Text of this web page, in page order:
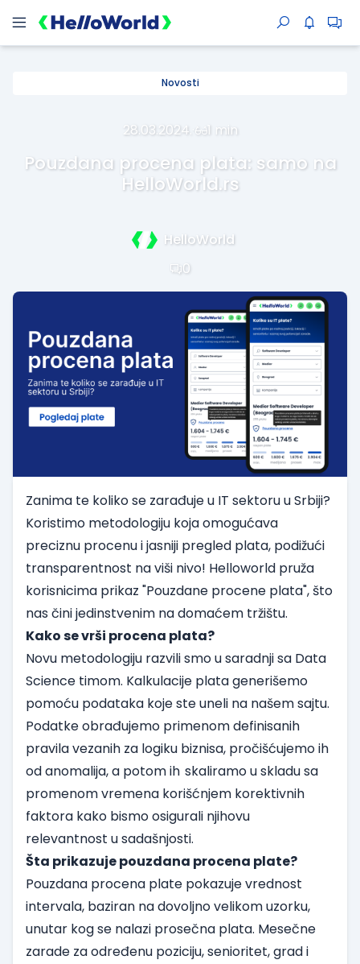
Novosti
28.03.2024. 1 min
Pouzdana procena plata: samo na
HelloWorld.rs
HelloWorld
0
Zanima te koliko se zarađuje u IT sektoru u Srbiji?
Koristimo metodologiju koja omogućava
preciznu procenu i jasniji pregled plata, podižući
transparentnost na viši nivo! Helloworld pruža
korisnicima prikaz "Pouzdane procene plata", što
nas čini jedinstvenim na domaćem tržištu.
Kako se vrši procena plata?
Novu metodologiju razvili smo u saradnji sa Data
Science timom. Kalkulacije plata generišemo
pomoću podataka koje ste uneli na našem sajtu.
Podatke obrađujemo primenom definisanih
pravila vezanih za logiku biznisa, pročišćujemo ih
od anomalija, a potom ih skaliramo u skladu sa
promenom vremena korišćnjem korektivnih
faktora kako bismo osigurali njihovu
relevantnost u sadašnjosti.
Šta prikazuje pouzdana procena plate?
Pouzdana procena plate pokazuje vrednost
intervala, baziran na dovoljno velikom uzorku,
unutar kog se nalazi prosečna plata. Mesečne
zarade za određenu poziciju, senioritet, grad i